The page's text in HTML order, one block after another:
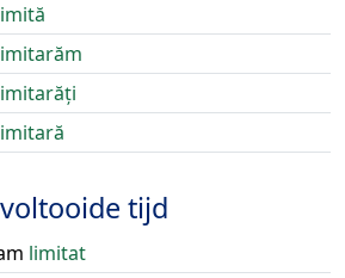
tijd
limitat